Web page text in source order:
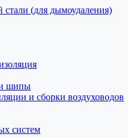
стали (для дымоудаления)
и шипы
и сборки воздуховодов
систем